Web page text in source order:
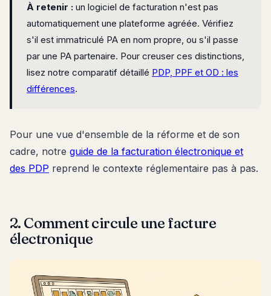
À retenir : un logiciel de facturation n'est pas
automatiquement une plateforme agréée. Vérifiez
s'il est immatriculé PA en nom propre, ou s'il passe
par une PA partenaire. Pour creuser ces distinctions,
lisez notre comparatif détaillé PDP, PPF et OD : les
différences.
Pour une vue d'ensemble de la réforme et de son
cadre, notre guide de la facturation électronique et
des PDP reprend le contexte réglementaire pas à pas.
2. Comment circule une facture
électronique